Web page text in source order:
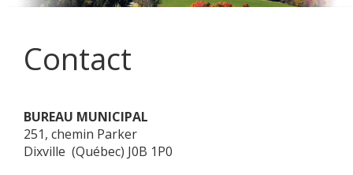
Contact
BUREAU MUNICIPAL
251, chemin Parker
Dixville (Québec) J0B 1P0